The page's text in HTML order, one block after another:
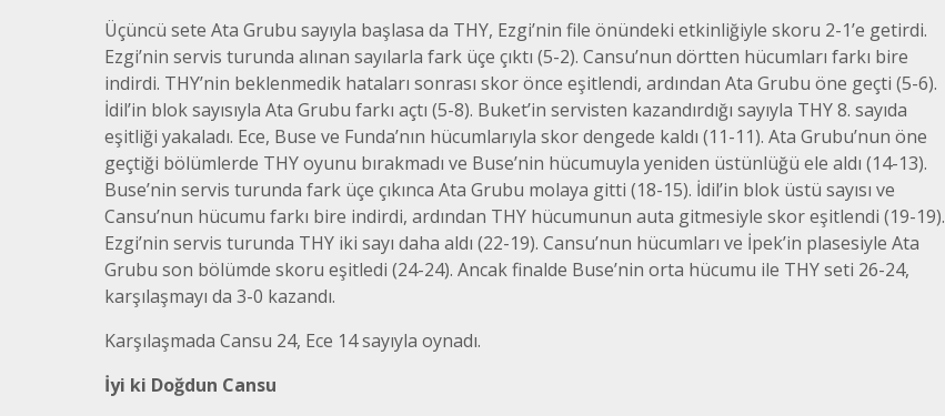
Üçüncü sete Ata Grubu sayıyla başlasa da THY, Ezgi’nin file önündeki etkinliğiyle skoru 2-1’e getirdi.
Ezgi’nin servis turunda alınan sayılarla fark üçe çıktı (5-2). Cansu’nun dörtten hücumları farkı bire
indirdi. THY’nin beklenmedik hataları sonrası skor önce eşitlendi, ardından Ata Grubu öne geçti (5-6).
İdil’in blok sayısıyla Ata Grubu farkı açtı (5-8). Buket’in servisten kazandırdığı sayıyla THY 8. sayıda
eşitliği yakaladı. Ece, Buse ve Funda’nın hücumlarıyla skor dengede kaldı (11-11). Ata Grubu’nun öne
geçtiği bölümlerde THY oyunu bırakmadı ve Buse’nin hücumuyla yeniden üstünlüğü ele aldı (14-13).
Buse’nin servis turunda fark üçe çıkınca Ata Grubu molaya gitti (18-15). İdil’in blok üstü sayısı ve
Cansu’nun hücumu farkı bire indirdi, ardından THY hücumunun auta gitmesiyle skor eşitlendi (19-19).
Ezgi’nin servis turunda THY iki sayı daha aldı (22-19). Cansu’nun hücumları ve İpek’in plasesiyle Ata
Grubu son bölümde skoru eşitledi (24-24). Ancak finalde Buse’nin orta hücumu ile THY seti 26-24,
karşılaşmayı da 3-0 kazandı.
Karşılaşmada Cansu 24, Ece 14 sayıyla oynadı.
İyi ki Doğdun Cansu